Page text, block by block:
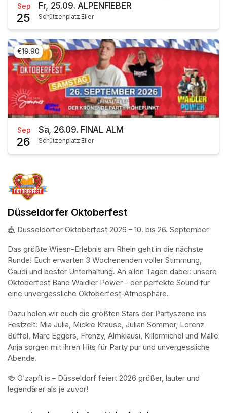
Sep
25
Fr, 25.09. ALPENFIEBER
Schützenplatz Eller
€19.90
Sep
26
Sa, 26.09. FINAL ALM
Schützenplatz Eller
Düsseldorfer Oktoberfest
🎪 Düsseldorfer Oktoberfest 2026 – 10. bis 26. September
Das größte Wiesn-Erlebnis am Rhein geht in die nächste
Runde! Euch erwarten 3 Wochenenden voller Stimmung,
Gaudi und bester Unterhaltung. An allen Tagen dabei: unsere
Oktoberfest Band Waidler Power – der perfekte Sound für
eine unvergessliche Oktoberfest-Atmosphäre.
Dazu holen wir euch die größten Stars der Partyszene ins
Festzelt: Mia Julia, Mickie Krause, Julian Sommer, Lorenz
Büffel, Marc Eggers, Frenzy, Almklausi, Killermichel und Malle
Anja sorgen mit ihren Hits für Party pur und unvergessliche
Abende.
🍻 O’zapft is – Düsseldorf feiert 2026 größer, lauter und
legendärer als je zuvor!